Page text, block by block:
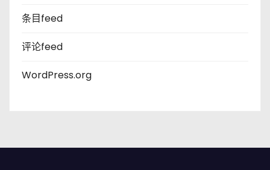
条目feed
评论feed
WordPress.org